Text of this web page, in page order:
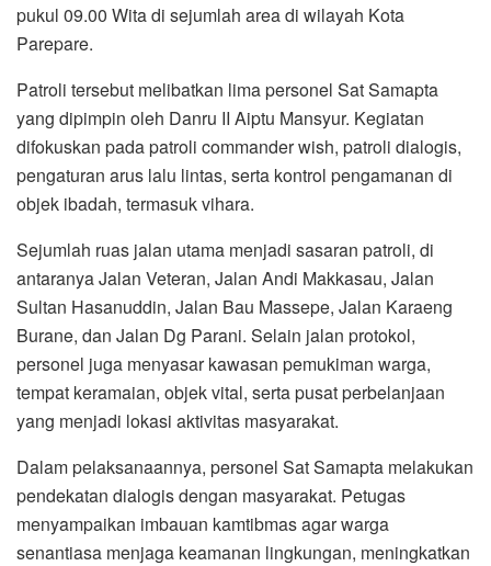
pukul 09.00 Wita di sejumlah area di wilayah Kota
Parepare.
Patroli tersebut melibatkan lima personel Sat Samapta
yang dipimpin oleh Danru II Aiptu Mansyur. Kegiatan
difokuskan pada patroli commander wish, patroli dialogis,
pengaturan arus lalu lintas, serta kontrol pengamanan di
objek ibadah, termasuk vihara.
Sejumlah ruas jalan utama menjadi sasaran patroli, di
antaranya Jalan Veteran, Jalan Andi Makkasau, Jalan
Sultan Hasanuddin, Jalan Bau Massepe, Jalan Karaeng
Burane, dan Jalan Dg Parani. Selain jalan protokol,
personel juga menyasar kawasan pemukiman warga,
tempat keramaian, objek vital, serta pusat perbelanjaan
yang menjadi lokasi aktivitas masyarakat.
Dalam pelaksanaannya, personel Sat Samapta melakukan
pendekatan dialogis dengan masyarakat. Petugas
menyampaikan imbauan kamtibmas agar warga
senantiasa menjaga keamanan lingkungan, meningkatkan